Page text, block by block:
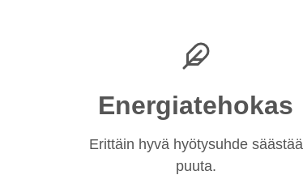
Energiatehokas
Erittäin hyvä hyötysuhde säästää
puuta.